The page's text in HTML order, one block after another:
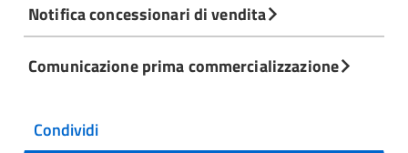
Notifica concessionari di vendita
Comunicazione prima commercializzazione
Condividi